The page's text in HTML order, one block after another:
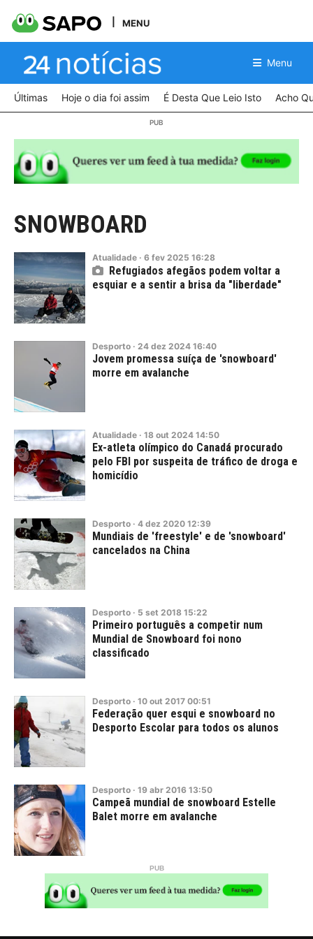
MENU
Menu
Últimas Hoje o dia foi assim É Desta Que Leio Isto Acho
SNOWBOARD
Atualidade · 6 fev 2025 16:28
Refugiados afegãos podem voltar a
esquiar e a sentir a brisa da "liberdade"
Desporto · 24 dez 2024 16:40
Jovem promessa suíça de 'snowboard'
morre em avalanche
Atualidade · 18 out 2024 14:50
Ex-atleta olímpico do Canadá procurado
pelo FBI por suspeita de tráfico de droga e
homicídio
Desporto · 4 dez 2020 12:39
Mundiais de 'freestyle' e de 'snowboard'
cancelados na China
Desporto · 5 set 2018 15:22
Primeiro português a competir num
Mundial de Snowboard foi nono
classificado
Desporto · 10 out 2017 00:51
Federação quer esqui e snowboard no
Desporto Escolar para todos os alunos
Desporto · 19 abr 2016 13:50
Campeã mundial de snowboard Estelle
Balet morre em avalanche